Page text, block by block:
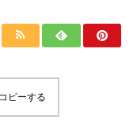
ピーする